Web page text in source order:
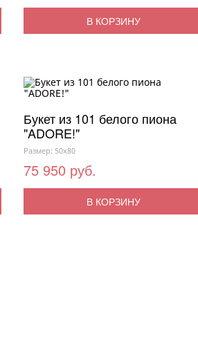
В КОРЗИНУ
Букет из 101 белого пиона
"ADORE!"
Размер: 50x80
75 950 руб.
В КОРЗИНУ